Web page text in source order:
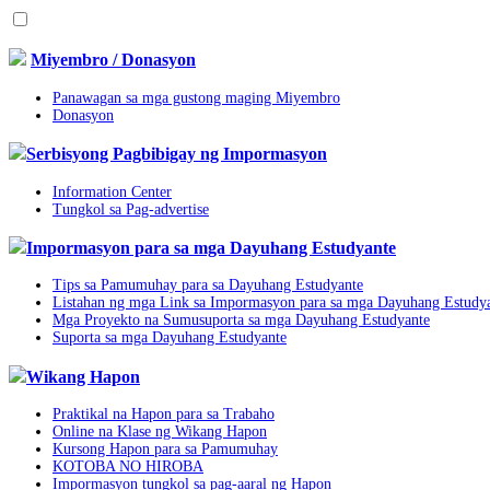
Miyembro / Donasyon
Panawagan sa mga gustong maging Miyembro
Donasyon
Serbisyong Pagbibigay ng Impormasyon
Information Center
Tungkol sa Pag-advertise
Impormasyon para sa mga Dayuhang Estudyante
Tips sa Pamumuhay para sa Dayuhang Estudyante
Listahan ng mga Link sa Impormasyon para sa mga Dayuhang
Mga Proyekto na Sumusuporta sa mga Dayuhang Estudyante
Suporta sa mga Dayuhang Estudyante
Wikang Hapon
Praktikal na Hapon para sa Trabaho
Online na Klase ng Wikang Hapon
Kursong Hapon para sa Pamumuhay
KOTOBA NO HIROBA
Impormasyon tungkol sa pag-aaral ng Hapon